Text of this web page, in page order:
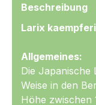
Beschreibung
Larix
Allgemeines:
Die Japanische
Weise in den
Höhe zwischen